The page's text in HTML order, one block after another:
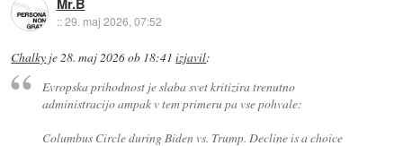
::29. maj 2026, 07:52
Chalky je28. maj 2026 ob 18:41 izjavil:
Evropska prihodnost je slaba svet kritizira trenutno
administracijo ampak v tem primeru pa vse pohvale:
Columbus Circle during Biden vs. Trump. Decline is a choice